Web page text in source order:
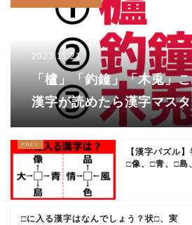
2023.11.21
「櫨」「釣鐘」「木兎」
漢字が読めたら漢字マスタ
【漢字パズル
□像、□青、□島
□に入る漢字はなんでしょう？状□、実